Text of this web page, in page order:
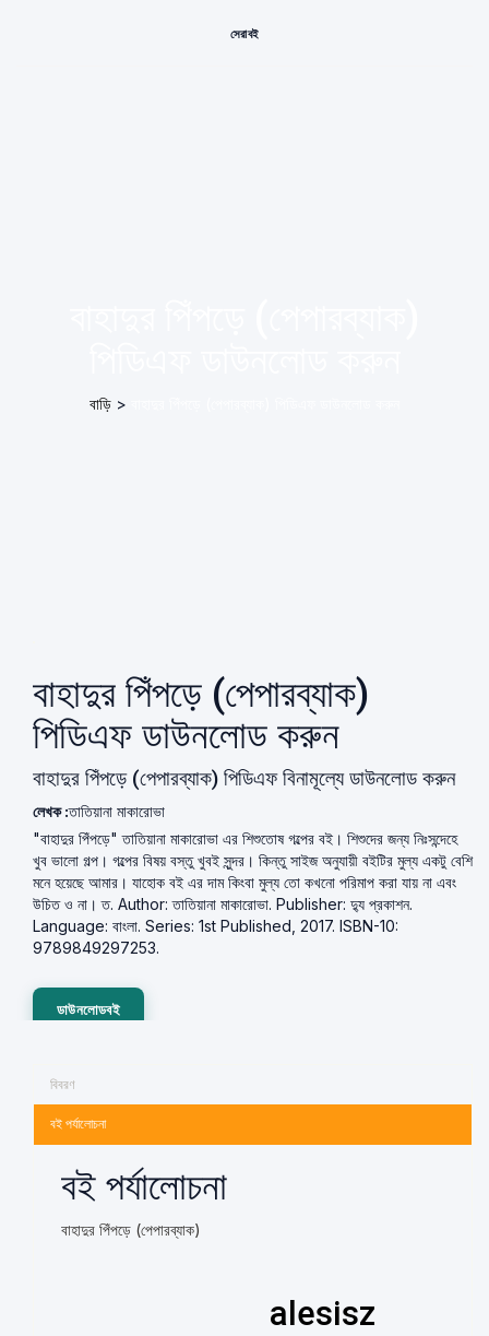
সেরা বই
বাড়ি >
বাহাদুর পিঁপড়ে (পেপারব্যাক)
পিডিএফ ডাউনলোড করুন
বাহাদুর পিঁপড়ে (পেপারব্যাক) পিডিএফ বিনামূল্যে ডাউনলোড করুন
লেখক :তাতিয়ানা মাকারোভা
"বাহাদুর পিঁপড়ে" তাতিয়ানা মাকারোভা এর শিশুতোষ গল্পের বই। শিশুদের জন্য নিঃসন্দেহে
খুব ভালো গল্প। গল্পের বিষয় বস্তু খুবই সুন্দর। কিন্তু সাইজ অনুযায়ী বইটির মুল্য একটু বেশি
মনে হয়েছে আমার। যাহোক বই এর দাম কিংবা মুল্য তো কখনো পরিমাপ করা যায় না এবং
উচিত ও না। ত. Author: তাতিয়ানা মাকারোভা. Publisher: দ্যু প্রকাশন.
Language: বাংলা. Series: 1st Published, 2017. ISBN-10:
9789849297253.
ডাউনলোডবই
বিবরণ
বই পর্যালোচনা
বই পর্যালোচনা
বাহাদুর পিঁপড়ে (পেপারব্যাক)
alesisz